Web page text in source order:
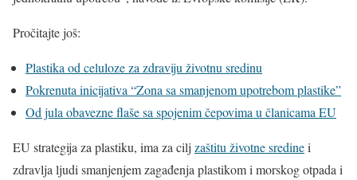
Pročitajte još:
Plastika od celuloze za zdraviju životnu sredinu
Pokrenuta inicijativa “Zona sa smanjenom upotrebom plastike”
Od jula obavezne flaše sa spojenim čepovima u članicama EU
EU strategija za plastiku, ima za cilj zaštitu životne sredinei
zdravlja ljudi smanjenjem zagađenja plastikom i morskog otpada i